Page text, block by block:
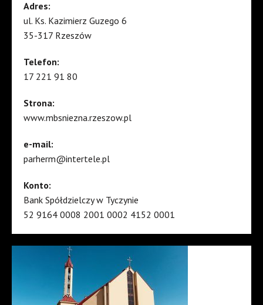
Adres:
ul. Ks. Kazimierz Guzego 6
35-317 Rzeszów
Telefon:
17 221 91 80
Strona:
www.mbsniezna.rzeszow.pl
e-mail:
parherm@intertele.pl
Konto:
Bank Spółdzielczy w Tyczynie
52 9164 0008 2001 0002 4152 0001